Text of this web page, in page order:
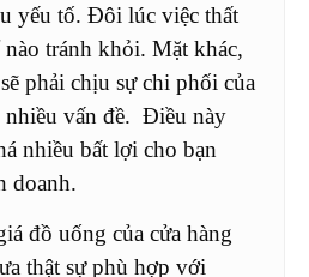
yếu tố. Đôi lúc việc thất
tránh khỏi. Mặt khác,
phải chịu sự chi phối của
nhiều vấn đề. Điều này
nhiều bất lợi cho bạn
doanh.
đồ uống của cửa hàng
thật sự phù hợp với